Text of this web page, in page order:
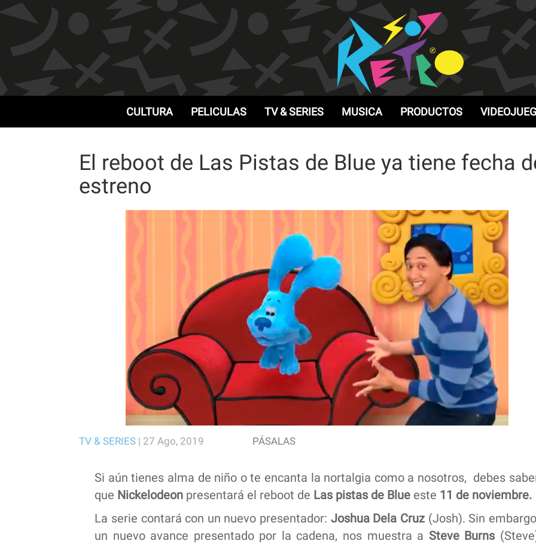
CULTURA PELICULAS TV & SERIES MUSICA PRODUCTOS
El reboot de Las Pistas de Blue ya tiene fecha
estreno
TV & SERIES | 27 Ago, 2019 PÁSALAS
Si aún tienes alma de niño o te encanta la nortalgia como a nosotros, debes
que Nickelodeon presentará el reboot de Las pistas de Blue este 11 de noviembre.
La serie contará con un nuevo presentador: Joshua Dela Cruz(Josh). Sin
un nuevo avance presentado por la cadena, nos muestra a Steve Burns